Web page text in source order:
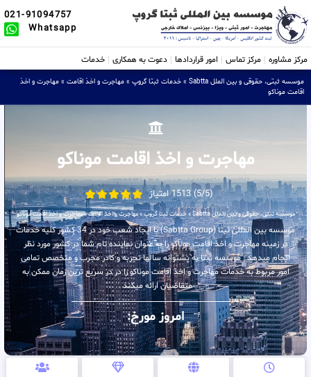
021-91094757
Whatsapp
مرکز مشاوره مرکز تماس امور قراردادها دعوت به همکاری خدمات
موسسه ثبتی، حقوقی و بین الملل Sabtta » خدمات ثبتا گروپ » مهاجرت و اخذ اقامت » مهاجرت و اخذ
اقامت موناکو
مهاجرت و اخذ اقامت موناکو
(5/5) 1513 امتیاز
موسسه ثبتی، حقوقی و بین الملل Sabtta » خدمات ثبتا گروپ»مهاجرت و اخذ اقامت»مهاجرت و اخذ اقامت موناکو
موسسه بین المللی ثبتا (Sabtta Group) با ایجاد شعب خود در 34 کشور کلیه خدمات
در زمینه مهاجرت و اخذ اقامت موناکو را به عنوان نماینده تام شما در کشور مورد نظر
انجام میدهد . موسسه ثبتا به پشتوانه سالها تجربه و کادر مجرب و متخصص تمامی
امور مربوط به خدمات مهاجرت و اخذ اقامت موناکو را در در سریع ترین زمان ممکن به
متقاضیان ارائه میکند .
امروز مورخ: